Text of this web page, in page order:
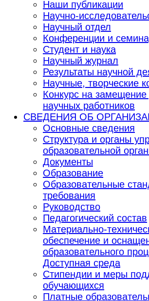
Наши публикации
Научно-
Научный отдел
Конференции и
Студент и наука
Научный журнал
Результаты научной
Научные, творческие
Конкурс на
научных работников
СВЕДЕНИЯ ОБ
Основные сведения
Структура и органы
образовательной
Документы
Образование
Образовательные
требования
Руководство
Педагогический состав
Материально-
обеспечение и
образовательного
Доступная среда
Стипендии и меры
обучающихся
Платные